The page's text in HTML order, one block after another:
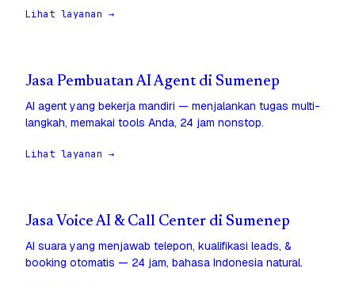
Lihat layanan →
Jasa Pembuatan AI Agent di Sumenep
AI agent yang bekerja mandiri — menjalankan tugas multi-
langkah, memakai tools Anda, 24 jam nonstop.
Lihat layanan →
Jasa Voice AI & Call Center di Sumenep
AI suara yang menjawab telepon, kualifikasi leads, &
booking otomatis — 24 jam, bahasa Indonesia natural.